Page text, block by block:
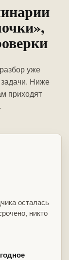
уже
задачи. Ниже
приходят
осталась
никто